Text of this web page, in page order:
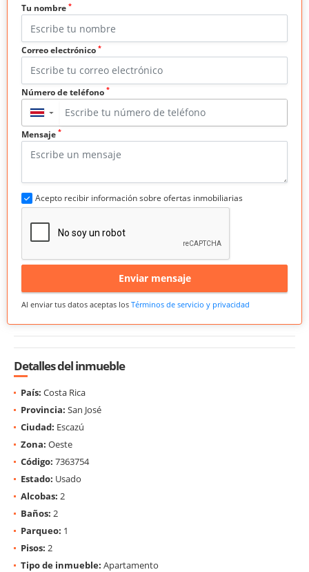
Tu nombre *
Correo electrónico *
Número de teléfono *
▼
Mensaje *
Acepto recibir información sobre ofertas inmobiliarias
Enviar mensaje
Al enviar tus datos aceptas los Términos de servicio y privacidad
Detalles del inmueble
País: Costa Rica
Provincia: San José
Ciudad: Escazú
Zona: Oeste
Código: 7363754
Estado: Usado
Alcobas: 2
Baños: 2
Parqueo: 1
Pisos: 2
Tipo de inmueble: Apartamento